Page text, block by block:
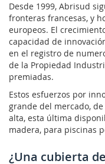
Desde 1999, Abrisud
fronteras francesas, y
europeos. El
capacidad de
en el registro de
de la Propiedad
premiadas.
Estos esfuerzos por
grande del mercado,
alta, esta última
madera, para piscinas
¿Una cubierta